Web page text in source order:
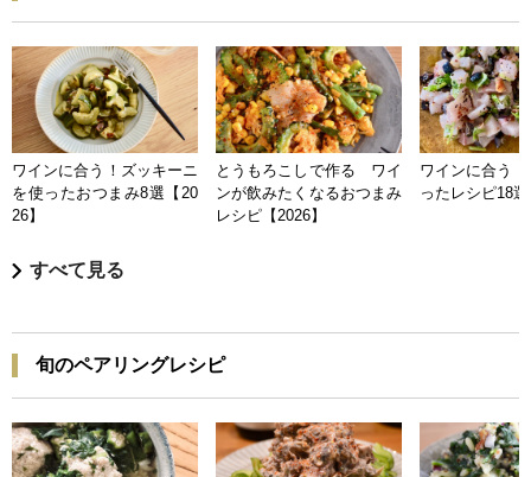
ワインに合う！ズッキーニ
を使ったおつまみ8選【20
26】
とうもろこしで作る ワイ
ンが飲みたくなるおつまみ
レシピ【2026】
ワインに合う
ったレシピ18
すべて見る
旬のペアリングレシピ